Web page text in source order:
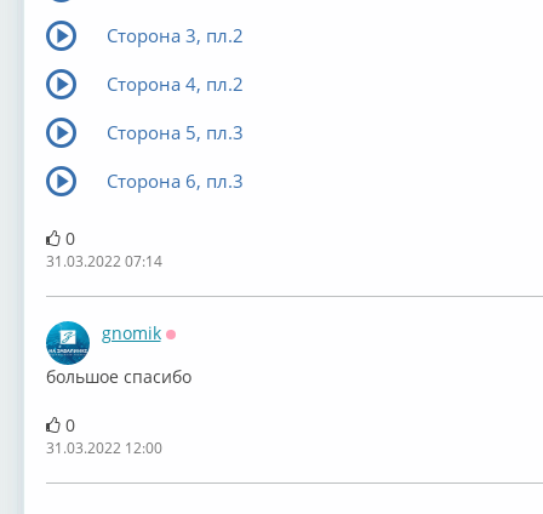
Сторона 3, пл.2
Сторона 4, пл.2
Сторона 5, пл.3
Сторона 6, пл.3
0
31.03.2022 07:14
gnomik
большое спасибо
0
31.03.2022 12:00